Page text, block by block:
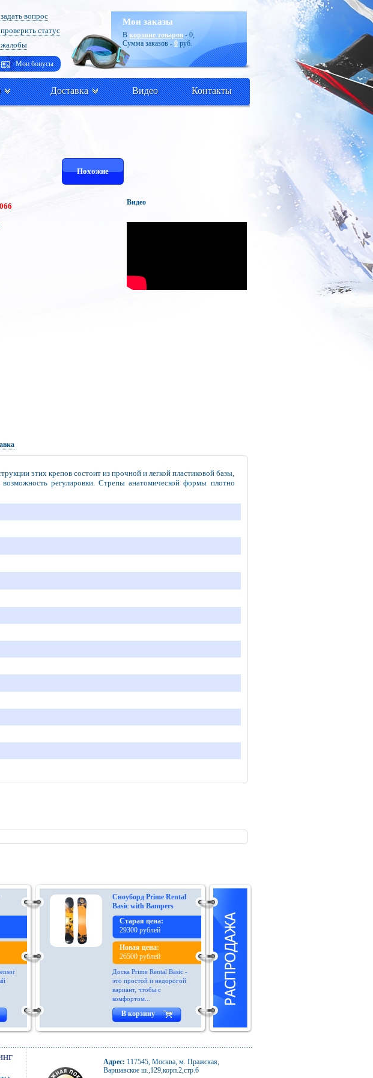
Мои заказы
В корзине товаров - 0,
Сумма заказов - 0 руб.
задать вопрос
проверить статус
жалобы
Мои бонусы
Доставка Видео Контакты
Похожие
Видео
этих крепов состоит из прочной и легкой пластиковой базы,
регулировки. Стрепы анатомической формы плотно
Сноуборд Prime Rental
Basic with Bampers
Старая цена:
29300 рублей
Новая цена:
26500 рублей
Доска Prime Rental Basic -
это простой и недорогой
вариант, чтобы с
комфортом...
В корзину
Адрес: 117545, Москва, м. Пражская,
Варшавское ш.,129,корп.2,стр.6